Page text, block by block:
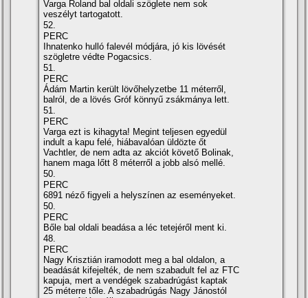
Varga Roland bal oldali szöglete nem sok
veszélyt tartogatott.
52.
PERC
Ihnatenko hulló falevél módjára, jó kis lövését
szögletre védte Pogacsics.
51.
PERC
Ádám Martin került lövőhelyzetbe 11 méterről,
balról, de a lövés Gróf könnyű zsákmánya lett.
51.
PERC
Varga ezt is kihagyta! Megint teljesen egyedül
indult a kapu felé, hiábavalóan üldözte őt
Vachtler, de nem adta az akciót követő Bolinak,
hanem maga lőtt 8 méterről a jobb alsó mellé.
50.
PERC
6891 néző figyeli a helyszí­nen az eseményeket.
50.
PERC
Bőle bal oldali beadása a léc tetejéről ment ki.
48.
PERC
Nagy Krisztián iramodott meg a bal oldalon, a
beadását kifejelték, de nem szabadult fel az FTC
kapuja, mert a vendégek szabadrúgást kaptak
25 méterre tőle. A szabadrúgás Nagy Jánostól